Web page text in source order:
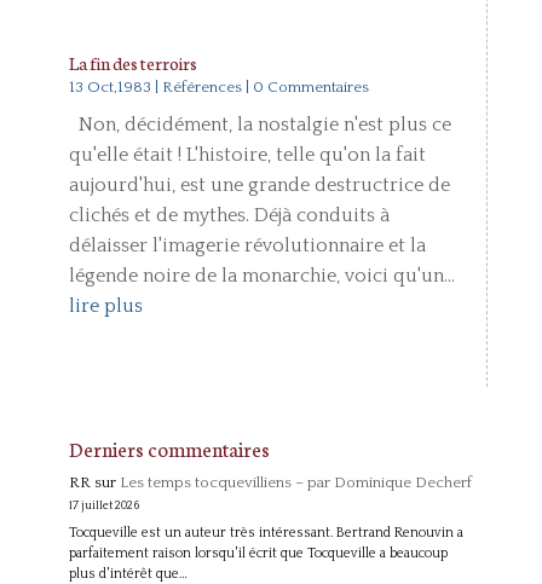
La fin des terroirs
13 Oct,1983 Références| 0 Commentaires
Non, décidément, la nostalgie n'est plus ce
qu'elle était ! L'histoire, telle qu'on la fait
aujourd'hui, est une grande destructrice de
clichés et de mythes. Déjà conduits à
délaisser l'imagerie révolutionnaire et la
légende noire de la monarchie, voici qu'un...
lire plus
Derniers commentaires
RRsur Les temps tocquevilliens – par Dominique Decherf
17 juillet 2026
Tocqueville est un auteur très intéressant. Bertrand Renouvin a
parfaitement raison lorsqu'il écrit que Tocqueville a beaucoup
plus d'intérêt que…